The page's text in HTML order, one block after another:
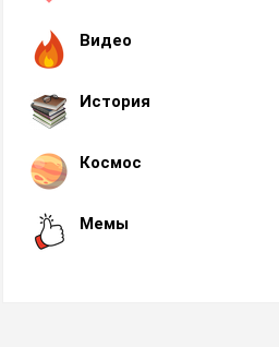
Видео
История
Космос
Мемы